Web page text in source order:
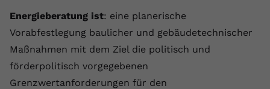
Energieberatung ist: eine planerische
Vorabfestlegung baulicher und gebäudetechnischer
Maßnahmen mit dem Ziel die politisch und
förderpolitisch vorgegebenen
Grenzwertanforderungen für den
Laufzeit Session
Zweck
Dieses Cookie wird verwendet, um die
Speicherung von
Benutzereinstellungen zu ermöglichen.
Einbetten von Videos auf der Website
setzt.
Name CONSENT